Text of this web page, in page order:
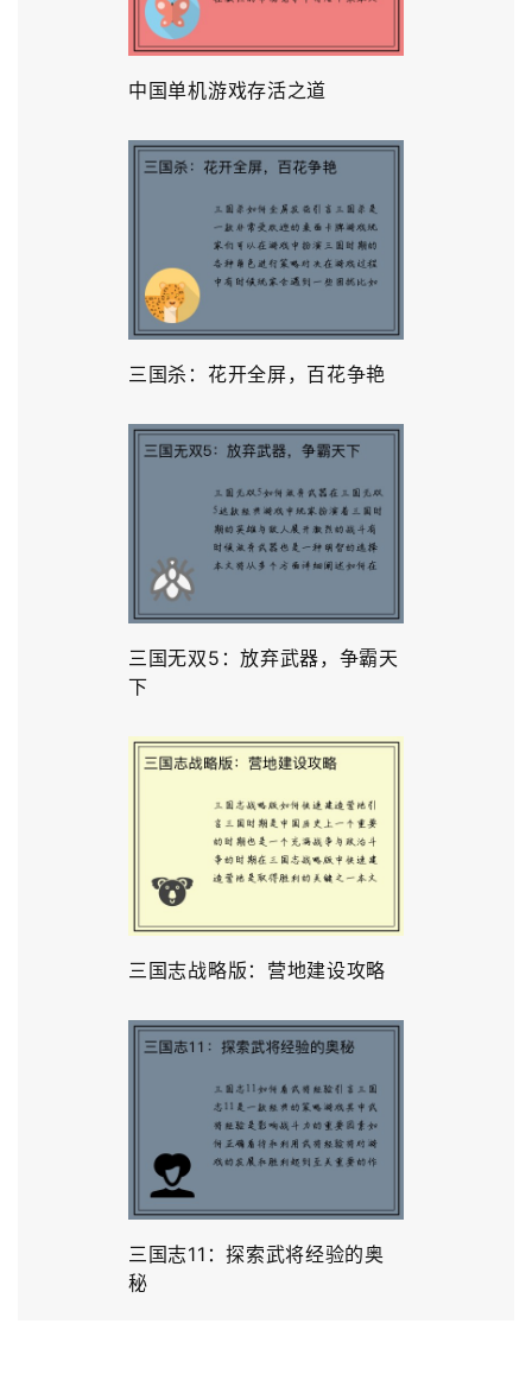
中国单机游戏存活之道
三国杀：花开全屏，百花争艳
三国无双5：放弃武器，争霸天
下
三国志战略版：营地建设攻略
三国志11：探索武将经验的奥
秘